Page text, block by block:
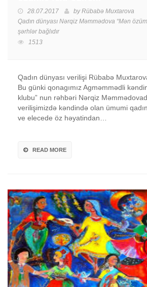
28.07.2017 byRübabə Muxtarova
Qadın dünyası Nərqiz Məmmədova “Mən
şərhlər bağlıdır
1513
Qadın dünyası verilişi Rübabə
Bu günki qonagımız Agməmmədli
klubu” nun rəhbəri Nərqiz
verilişimizdə kəndində olan ümumi
ve elecede öz həyatindan…
READ MORE